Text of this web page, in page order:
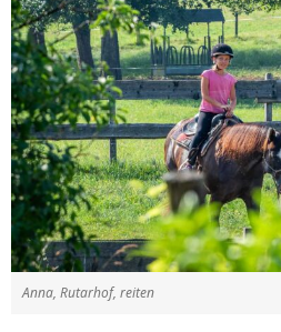
Anna, Rutarhof, reiten